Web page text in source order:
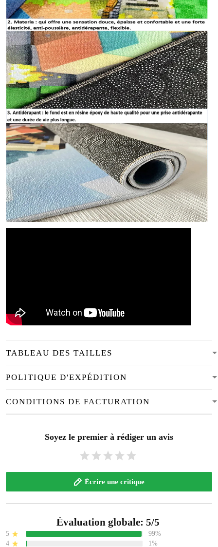
TABLEAU DES TAILLES
POLITIQUE D'EXPÉDITION
CONDITIONS DE FACTURATION
Soyez le premier à rédiger un avis
Écrire une critique
Évaluation globale: 5/5
5
99%
4
1%